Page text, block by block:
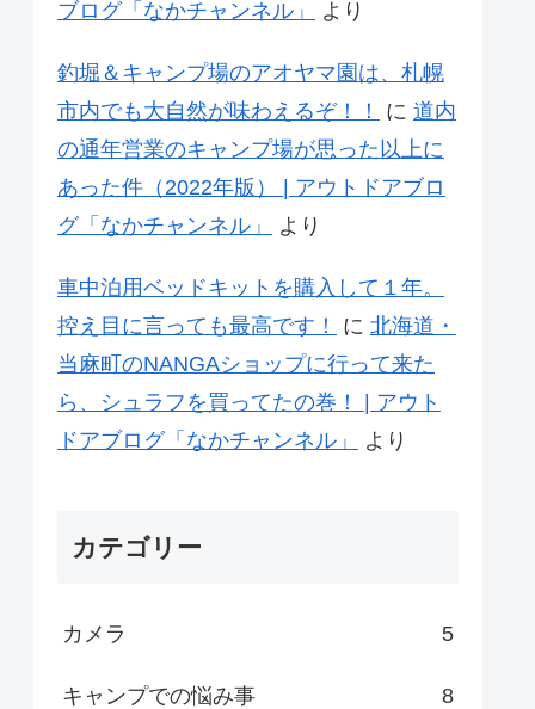
ブログ「なかチャンネル」 より
釣堀＆キャンプ場のアオヤマ園は、札幌
市内でも大自然が味わえるぞ！！
に 道内
の通年営業のキャンプ場が思った以上に
あった件（2022年版） | アウトドアブロ
グ「なかチャンネル」
より
車中泊用ベッドキットを購入して１年。
控え目に言っても最高です！
に 北海道・
当麻町のNANGAショップに行って来た
ら、シュラフを買ってたの巻！ | アウト
ドアブログ「なかチャンネル」
より
カテゴリー
カメラ 5
キャンプでの悩み事 8